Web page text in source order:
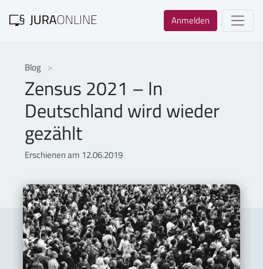
Anmelden
Blog
Zensus 2021 – In
Deutschland wird wieder
gezählt
Erschienen am 12.06.2019